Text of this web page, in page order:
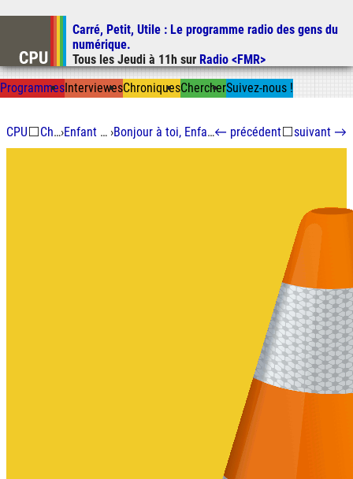
Aller au contenu
Aller à la recherche
Carré, Petit, Utile : Le programme radio des gens du
numérique.
Tous les Jeudi à 11h sur Radio <FMR>
ProgrammesInterviewesChroniquesChercherSuivez-nous !
CPU⬜ Chroniques› Enfant du futur immédiat › Bonjour à toi, Enfant du Futur Immédiat : Veni, vidi, vici← précédent⬜suivant →